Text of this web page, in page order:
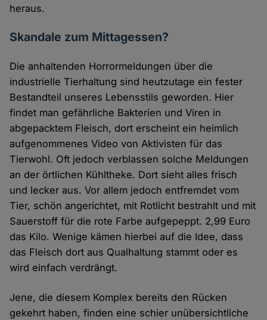
heraus.
Skandale zum Mittagessen?
Die anhaltenden Horrormeldungen über die
industrielle Tierhaltung sind heutzutage ein fester
Bestandteil unseres Lebensstils geworden. Hier
findet man gefährliche Bakterien und Viren in
abgepacktem Fleisch, dort erscheint ein heimlich
aufgenommenes Video von Aktivisten für das
Tierwohl. Oft jedoch verblassen solche Meldungen
an der örtlichen Kühltheke. Dort sieht alles frisch
und lecker aus. Vor allem jedoch entfremdet vom
Tier, schön angerichtet, mit Rotlicht bestrahlt und mit
Sauerstoff für die rote Farbe aufgepeppt. 2,99 Euro
das Kilo. Wenige kämen hierbei auf die Idee, dass
das Fleisch dort aus Qualhaltung stammt oder es
wird einfach verdrängt.
Jene, die diesem Komplex bereits den Rücken
gekehrt haben, finden eine schier unübersichtliche